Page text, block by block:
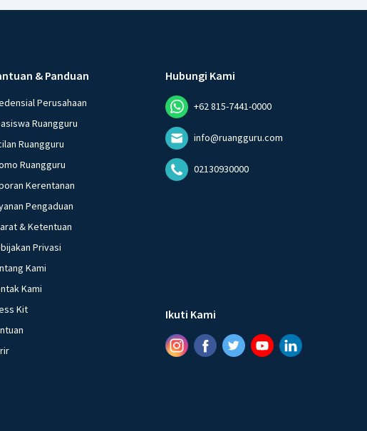
& Panduan
Perusahaan
Ruangguru
Ruangguru
Ruangguru
Kerentanan
Pengaduan
& Ketentuan
Privasi
Kami
Kami
Kit
Hubungi Kami
+62 815-7441-0000
info@ruangguru.com
02130930000
Ikuti Kami